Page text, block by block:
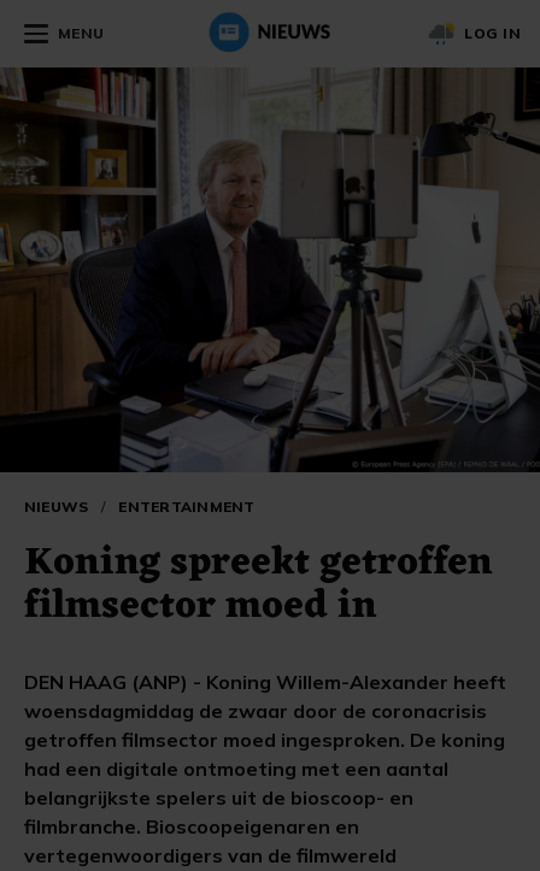
MENU LOG IN
NIEUWS / ENTERTAINMENT
Koning spreekt getroffen
filmsector moed in
DEN HAAG (ANP) - Koning Willem-Alexander heeft
woensdagmiddag de zwaar door de coronacrisis
getroffen filmsector moed ingesproken. De koning
had een digitale ontmoeting met een aantal
belangrijkste spelers uit de bioscoop- en
filmbranche. Bioscoopeigenaren en
vertegenwoordigers van de filmwereld